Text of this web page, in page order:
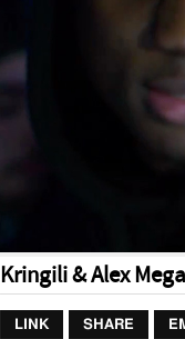
Kringili & Alex
LINK SHARE